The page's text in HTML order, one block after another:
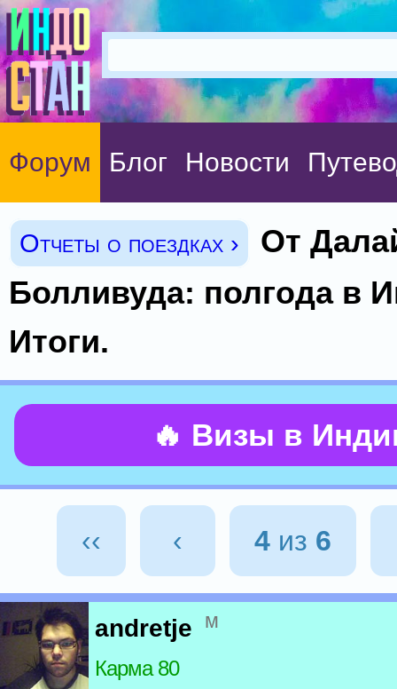
Форум Блог Новости
Отчеты о поездках ›
От
Болливуда: полгода в
Итоги.
🔥 Визы в
‹‹ ‹ 4из 6
andretje м
Карма 80